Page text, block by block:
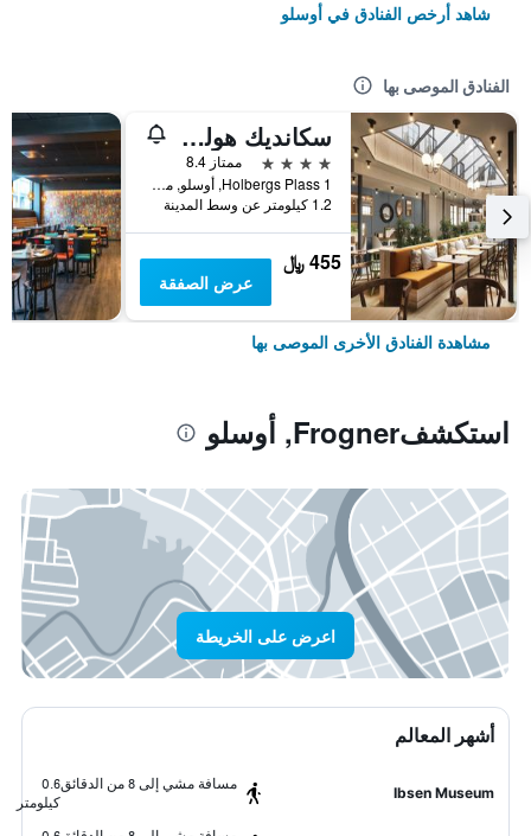
شاهد أرخص الفنادق في أوسلو
الفنادق الموصى بها
سكانديك هولبيرغ
4 نجوم
ممتاز 8.4
Holbergs Plass 1, أوسلو, مقاطعة أوسلو, النرويج
1.2 كيلومتر عن وسط المدينة
455 ﷼
عرض الصفقة
مشاهدة الفنادق الأخرى الموصى بها
استكشفFrogner, أوسلو
اعرض على الخريطة
أشهر المعالم
Ibsen Museum
مسافة مشي إلى 8 من الدقائق
0.6
كيلومتر